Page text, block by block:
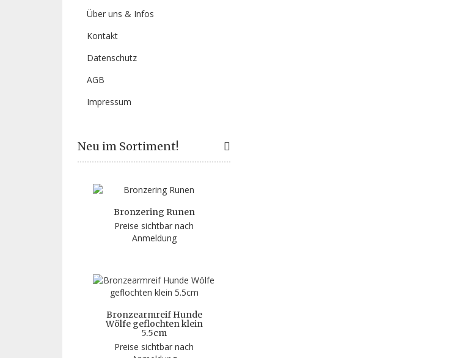
Über uns & Infos
Kontakt
Datenschutz
AGB
Impressum
Neu im Sortiment!
Bronzering Runen
Preise sichtbar nach
Anmeldung
Bronzearmreif Hunde
Wölfe geflochten klein
5.5cm
Preise sichtbar nach